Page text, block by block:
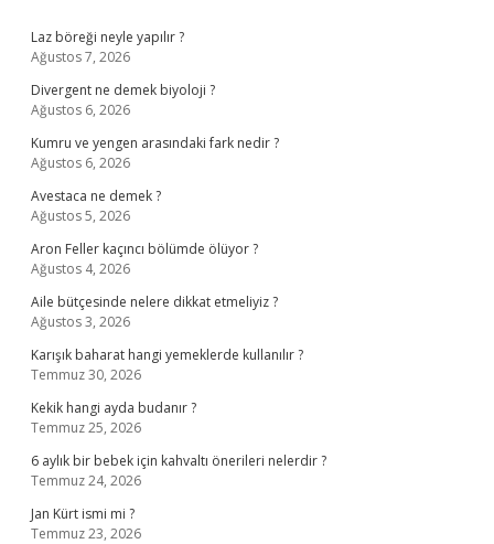
Laz böreği neyle yapılır ?
Ağustos 7, 2026
Divergent ne demek biyoloji ?
Ağustos 6, 2026
Kumru ve yengen arasındaki fark nedir ?
Ağustos 6, 2026
Avestaca ne demek ?
Ağustos 5, 2026
Aron Feller kaçıncı bölümde ölüyor ?
Ağustos 4, 2026
Aile bütçesinde nelere dikkat etmeliyiz ?
Ağustos 3, 2026
Karışık baharat hangi yemeklerde kullanılır ?
Temmuz 30, 2026
Kekik hangi ayda budanır ?
Temmuz 25, 2026
6 aylık bir bebek için kahvaltı önerileri nelerdir ?
Temmuz 24, 2026
Jan Kürt ismi mi ?
Temmuz 23, 2026